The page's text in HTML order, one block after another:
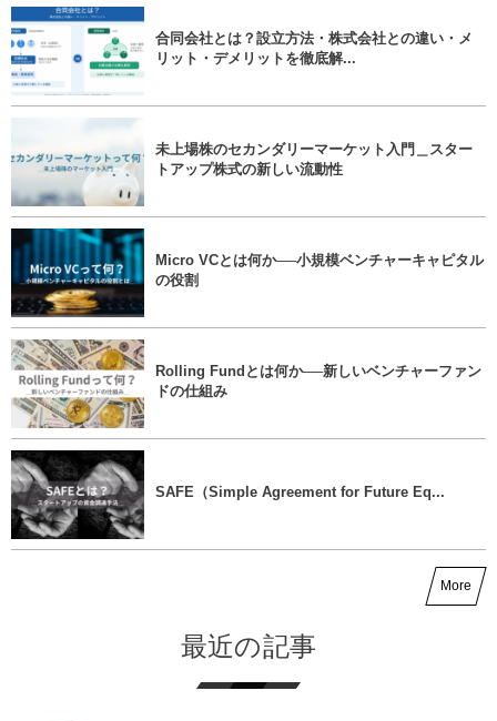
合同会社とは？設立方法・株式会社との違い・メ
リット・デメリットを徹底解...
未上場株のセカンダリーマーケット入門＿スター
トアップ株式の新しい流動性
Micro VCとは何か──小規模ベンチャーキャピタル
の役割
Rolling Fundとは何か──新しいベンチャーファン
ドの仕組み
SAFE（Simple Agreement for Future Eq...
More
最近の記事